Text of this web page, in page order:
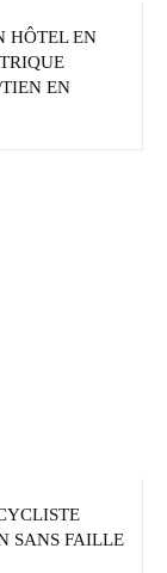
HÔTEL EN
EN
SANS FAILLE